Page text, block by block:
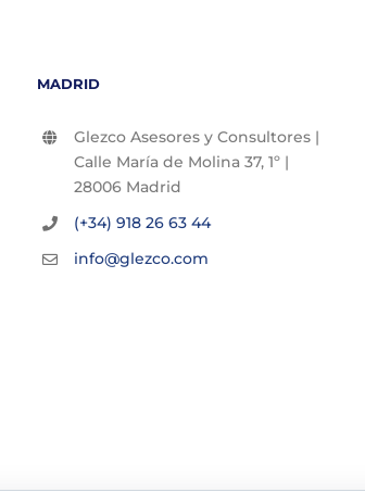
MADRID
Glezco Asesores y Consultores |
Calle María de Molina 37, 1º |
28006 Madrid
(+34) 918 26 63 44
info@glezco.com